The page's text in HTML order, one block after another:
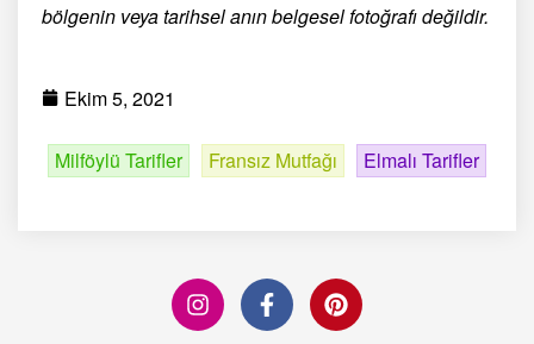
bölgenin veya tarihsel anın belgesel fotoğrafı değildir.
Ekim 5, 2021
Milföylü Tarifler Fransız Mutfağı Elmalı Tarifler